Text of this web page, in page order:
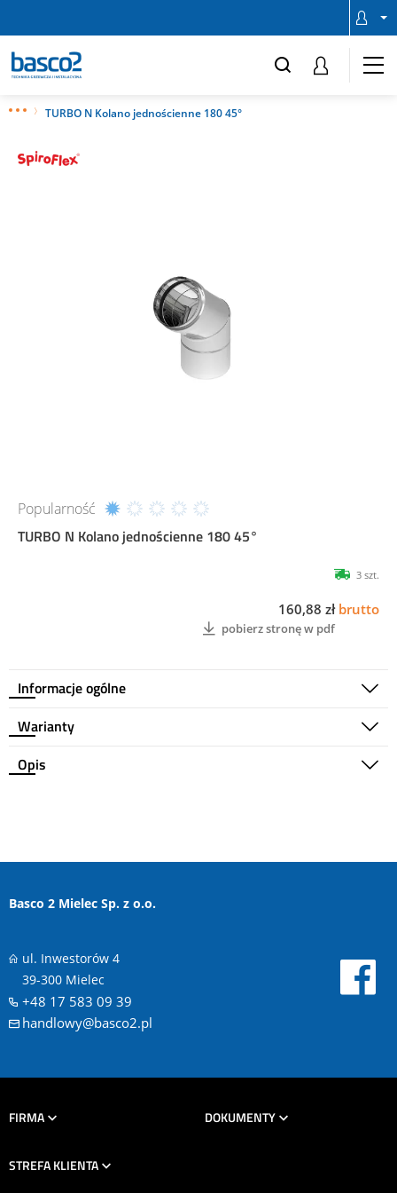
TURBO N Kolano jednościenne 180 45°
Popularność
TURBO N Kolano jednościenne 180 45°
Informacje ogólne
3 szt.
160,88 zł brutto
pobierz stronę w pdf
Warianty
Opis
Basco 2 Mielec Sp. z o.o.
ul. Inwestorów 4
39-300 Mielec
+48 17 583 09 39
handlowy@basco2.pl
FIRMA
STREFA KLIENTA
DOKUMENTY